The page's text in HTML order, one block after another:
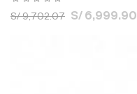
S/ 9,702.07 S/ 6,999.90